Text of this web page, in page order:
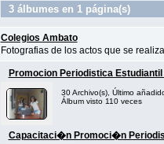
3 álbumes en 1 página(s)
Colegios Ambato
Fotografias de los actos que se
Promocion Periodistica
30 Archivo(s), Último
Álbum visto 110 veces
Capacitaci�n Promoci�n